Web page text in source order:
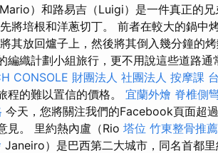
）和路易吉（Luigi）是一件真正的
將培根和洋蔥切丁。 前者在較大的鍋中
其放回爐子上，然後將其倒入幾分鐘的
織計劃小組旅行，更不用說這些道路通
CONSOLE 財團法人 社團法人 按摩課
程的難以置信的價格。 宜蘭外燴 脊椎側
今天，您將關注我們的Facebook頁面超
見。 里約熱內盧（Rio 塔位 竹東整骨推薦
Janeiro）是巴西第二大城市，同名首都